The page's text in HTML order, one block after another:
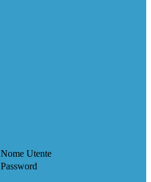
Nome Utente
Password